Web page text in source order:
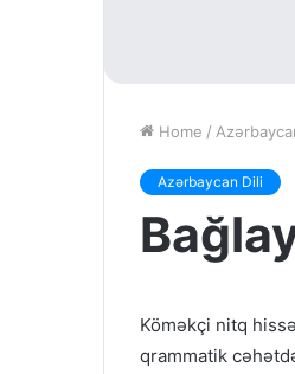
Home /
Azərbaycan Dili
Köməkçi nitq
qrammatik